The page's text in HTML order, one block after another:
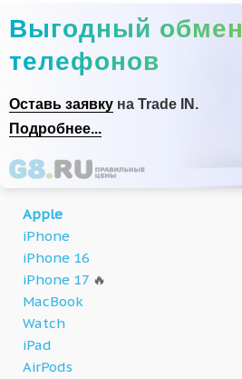
Выгодный обмен
телефонов
Оставь заявку на Trade IN.
Подробнее...
Apple
iPhone
iPhone 16
iPhone 17 🔥
MacBook
Watch
iPad
AirPods